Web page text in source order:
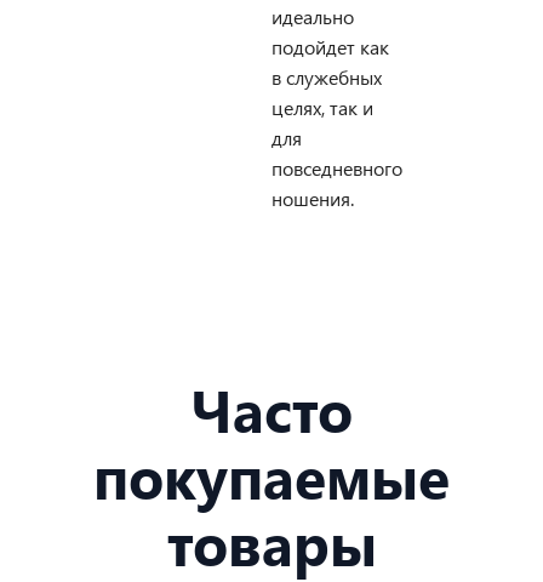
идеально
подойдет как
в служебных
целях, так и
для
повседневного
ношения.
Часто
покупаемые
товары